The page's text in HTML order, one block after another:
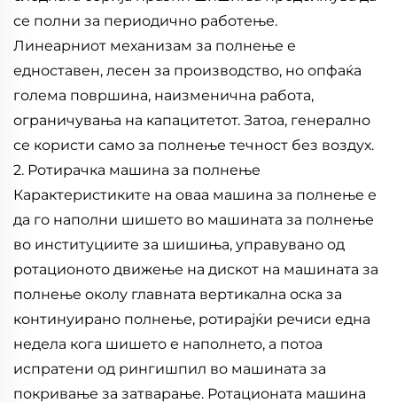
се полни за периодично работење.
Линеарниот механизам за полнење е
едноставен, лесен за производство, но опфаќа
голема површина, наизменична работа,
ограничувања на капацитетот. Затоа, генерално
се користи само за полнење течност без воздух.
2. Ротирачка машина за полнење
Карактеристиките на оваа машина за полнење е
да го наполни шишето во машината за полнење
во институциите за шишиња, управувано од
ротационото движење на дискот на машината за
полнење околу главната вертикална оска за
континуирано полнење, ротирајќи речиси една
недела кога шишето е наполнето, а потоа
испратени од рингишпил во машината за
покривање за затварање. Ротационата машина